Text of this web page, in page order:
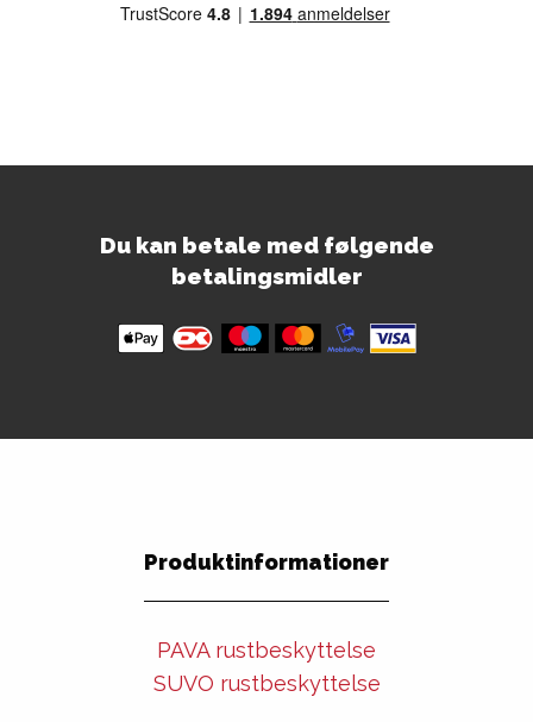
Du kan betale med følgende
betalingsmidler
Produktinformationer
PAVA rustbeskyttelse
SUVO rustbeskyttelse